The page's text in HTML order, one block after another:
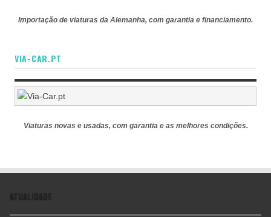
Importação de viaturas da Alemanha, com garantia e financiamento.
VIA-CAR.PT
Viaturas novas e usadas, com garantia e as melhores condições.
ATUALIDADE